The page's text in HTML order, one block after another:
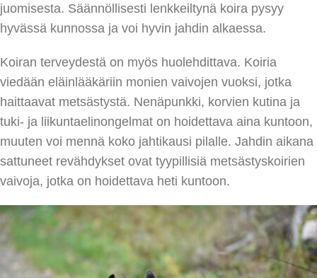
juomisesta. Säännöllisesti lenkkeiltynä koira pysyy
hyvässä kunnossa ja voi hyvin jahdin alkaessa.
Koiran terveydestä on myös huolehdittava. Koiria
viedään eläinlääkäriin monien vaivojen vuoksi, jotka
haittaavat metsästystä. Nenäpunkki, korvien kutina ja
tuki- ja liikuntaelinongelmat on hoidettava aina kuntoon,
muuten voi mennä koko jahtikausi pilalle. Jahdin aikana
sattuneet revähdykset ovat tyypillisiä metsästyskoirien
vaivoja, jotka on hoidettava heti kuntoon.